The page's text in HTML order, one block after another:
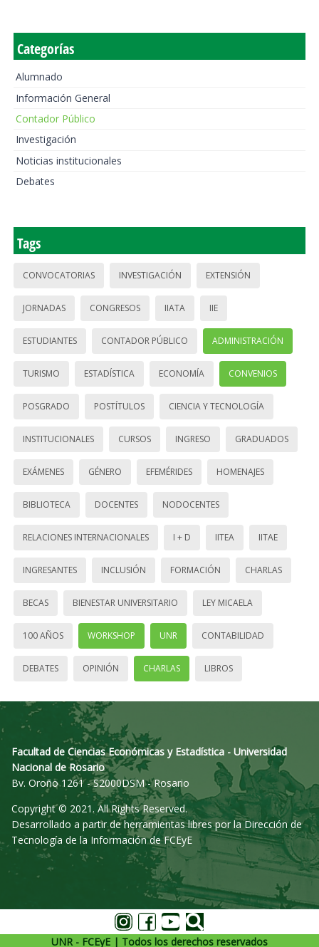
Categorías
Alumnado
Información General
Contador Público
Investigación
Noticias institucionales
Debates
Tags
CONVOCATORIAS INVESTIGACIÓN EXTENSIÓN
JORNADAS CONGRESOS IIATA IIE
ESTUDIANTES CONTADOR PÚBLICO ADMINISTRACIÓN
TURISMO ESTADÍSTICA ECONOMÍA CONVENIOS
POSGRADO POSTÍTULOS CIENCIA Y TECNOLOGÍA
INSTITUCIONALES CURSOS INGRESO GRADUADOS
EXÁMENES GÉNERO EFEMÉRIDES HOMENAJES
BIBLIOTECA DOCENTES NODOCENTES
RELACIONES INTERNACIONALES I + D IITEA IITAE
INGRESANTES INCLUSIÓN FORMACIÓN CHARLAS
BECAS BIENESTAR UNIVERSITARIO LEY MICAELA
100 AÑOS WORKSHOP UNR CONTABILIDAD
DEBATES OPINIÓN CHARLAS LIBROS
Facultad de Ciencias Económicas y Estadística - Universidad
Nacional de Rosario
Bv. Oroño 1261 - S2000DSM - Rosario
Copyright © 2021. All Rights Reserved.
Desarrollado a partir de herramientas libres por la Dirección de
Tecnología de la Información de FCEyE
UNR - FCEyE | Todos los derechos reservados